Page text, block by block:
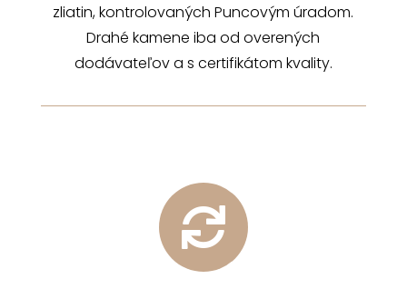
zliatin, kontrolovaných Puncovým úradom.
Drahé kamene iba od overených
dodávateľov a s certifikátom kvality.
